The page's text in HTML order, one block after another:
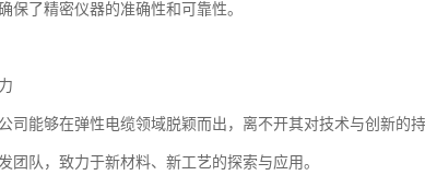
保了精密仪器的准确性和可靠性。
司能够在弹性电缆领域脱颖而出，离不开其对技术与创新的持
团队，致力于新材料、新工艺的探索与应用。